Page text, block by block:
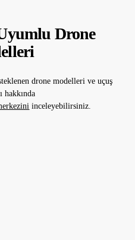
Drone
drone modelleri ve uçuş
hakkında
inceleyebilirsiniz.